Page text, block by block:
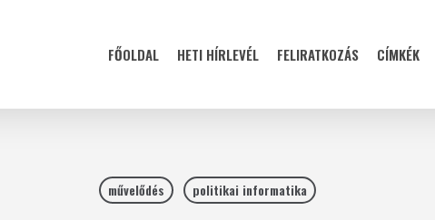
FŐOLDAL HETI HÍRLEVÉL FELIRATKOZÁS CÍMKÉK
művelődés politikai informatika